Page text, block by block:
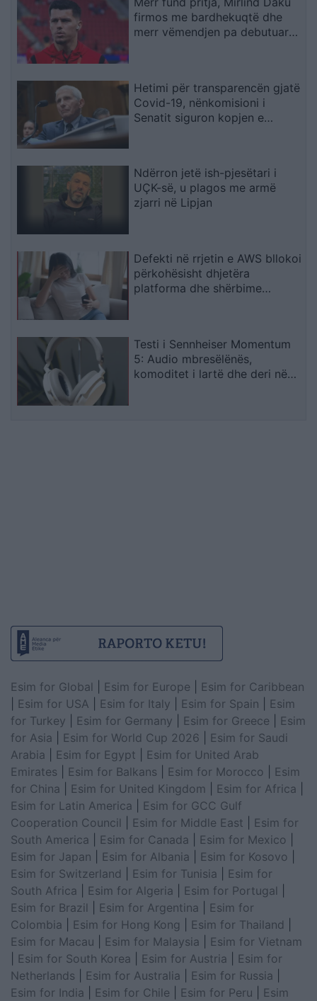
firmos me bardhekuqtë dhe
merr vëmendjen pa debutuar
Hetimi për transparencën gjatë
Covid-19, nënkomisioni i
Senatit siguron kopjen e
Ndërron jetë ish-pjesëtari i
UÇK-së, u plagos me armë
zjarri në Lipjan
Defekti në rrjetin e AWS bllokoi
përkohësisht dhjetëra
platforma dhe shërbime
Testi i Sennheiser Momentum
5: Audio mbresëlënës,
komoditet i lartë dhe deri në
Esim for Global Esim for Europe
Esim for Caribbean
Esim for USA Esim for Italy Esim for Spain
Esim
for Turkey
Esim for Germany Esim for Greece
Esim
for Asia
Esim for World Cup 2026
Esim for Saudi
Arabia
Esim for Egypt
Esim for United Arab
Emirates
Esim for Balkans Esim for Morocco
Esim
for China
Esim for United Kingdom Esim for Africa
Esim for Latin America
Esim for GCC Gulf
Cooperation Council
Esim for Middle East
Esim for
South America
Esim for Canada Esim for Mexico
Esim for Japan
Esim for Albania Esim for Kosovo
Esim for Switzerland
Esim for Tunisia
Esim for
South Africa
Esim for Algeria Esim for Portugal
Esim for Brazil
Esim for Argentina
Esim for
Colombia
Esim for Hong Kong Esim for Thailand
Esim for Macau
Esim for Malaysia
Esim for Vietnam
Esim for South Korea Esim for Austria
Esim for
Netherlands
Esim for Australia Esim for Russia
Esim for India
Esim for Chile Esim for Peru
Esim